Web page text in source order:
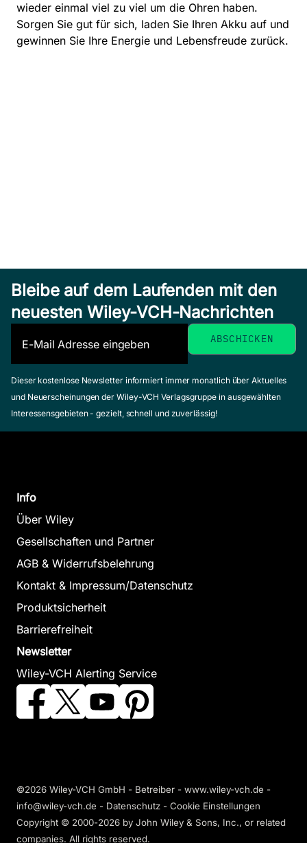
wieder einmal viel zu viel um die Ohren haben.
Sorgen Sie gut für sich, laden Sie Ihren Akku auf und
gewinnen Sie Ihre Energie und Lebensfreude zurück.
Bleibe auf dem Laufenden mit den
neuesten Wiley-VCH-Nachrichten
Dieser kostenlose Newsletter informiert immer monatlich über Aktuelles
und Neuerscheinungen der Wiley-VCH Verlagsgruppe in ausgewählten
Interessensgebieten - gezielt, schnell und zuverlässig!
Info
Über Wiley
Gesellschaften und Partner
AGB & Widerrufsbelehrung
Kontakt & Impressum/Datenschutz
Produktsicherheit
Barrierefreiheit
Newsletter
Wiley-VCH Alerting Service
©2026 Wiley-VCH GmbH - Betreiber - www.wiley-vch.de -
info@wiley-vch.de - Datenschutz - Cookie Einstellungen
Copyright © 2000-2026 by John Wiley & Sons, Inc., or related
companies. All rights reserved.